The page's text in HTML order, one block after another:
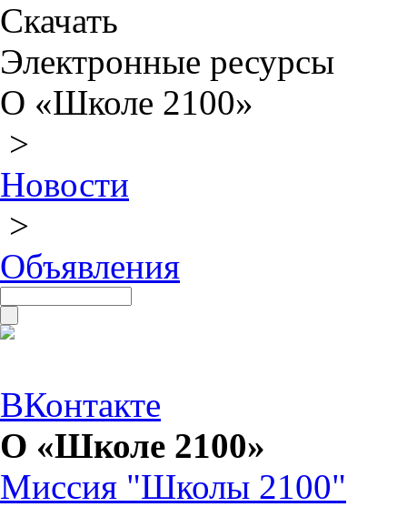
Скачать
Электронные ресурсы
О «Школе 2100»
>
Новости
>
Объявления
ВКонтакте
О «Школе 2100»
Миссия "Школы 2100"